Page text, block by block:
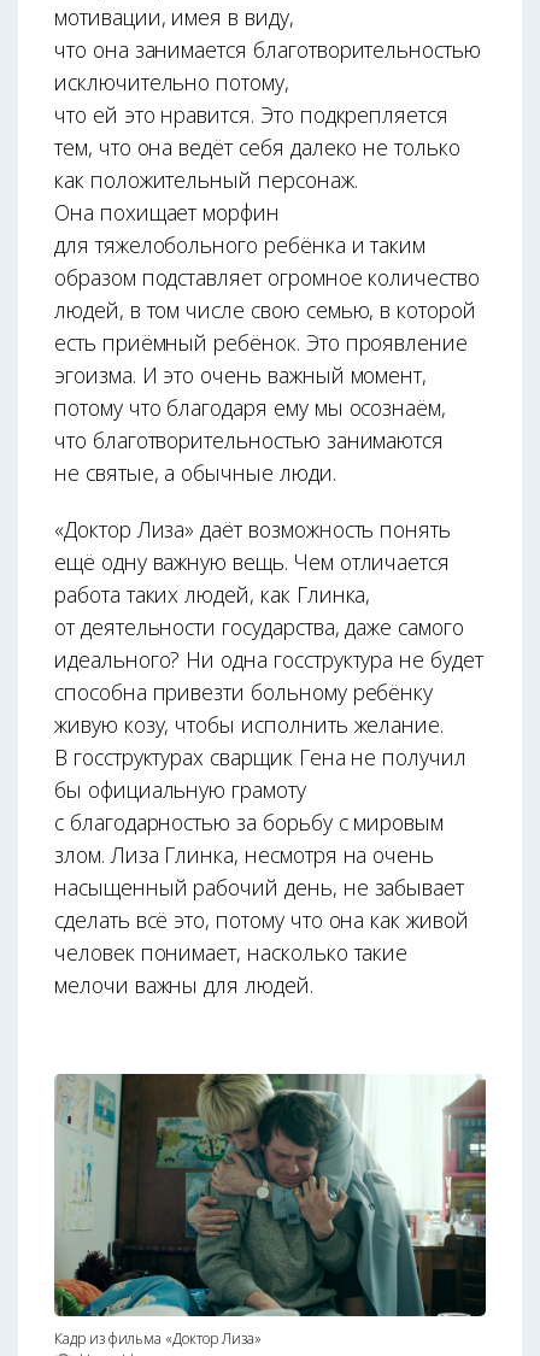
мотивации, имея в виду,
что она занимается благотворительностью
исключительно потому,
что ей это нравится. Это подкрепляется
тем, что она ведёт себя далеко не только
как положительный персонаж.
Она похищает морфин
для тяжелобольного ребёнка и таким
образом подставляет огромное количество
людей, в том числе свою семью, в которой
есть приёмный ребёнок. Это проявление
эгоизма. И это очень важный момент,
потому что благодаря ему мы осознаём,
что благотворительностью занимаются
не святые, а обычные люди.
«Доктор Лиза» даёт возможность понять
ещё одну важную вещь. Чем отличается
работа таких людей, как Глинка,
от деятельности государства, даже самого
идеального? Ни одна госструктура не будет
способна привезти больному ребёнку
живую козу, чтобы исполнить желание.
В госструктурах сварщик Гена не получил
бы официальную грамоту
с благодарностью за борьбу с мировым
злом. Лиза Глинка, несмотря на очень
насыщенный рабочий день, не забывает
сделать всё это, потому что она как живой
человек понимает, насколько такие
мелочи важны для людей.
Кадр из фильма «Доктор Лиза»